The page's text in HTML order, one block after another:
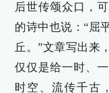
后世传颂众口，
的诗中也说：“屈
丘。”文章写出来
仅仅是给一时、
时空、流传千古